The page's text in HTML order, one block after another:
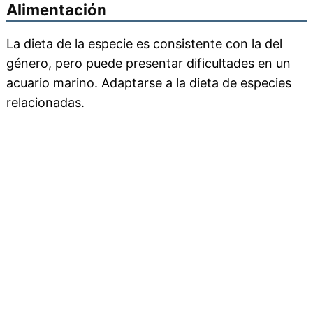
Alimentación
La dieta de la especie es consistente con la del
género, pero puede presentar dificultades en un
acuario marino. Adaptarse a la dieta de especies
relacionadas.